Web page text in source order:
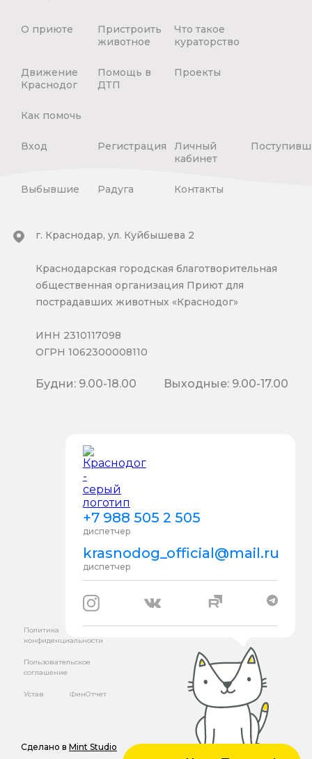
О приюте
Пристроить
животное
Что такое
кураторство
Движение
Краснодог
Помощь в
ДТП
Проекты
Как помочь
Вход Регистрация
Личный
кабинет
Выбывшие Радуга Контакты
+7 988 505 2 505
диспетчер
krasnodog_official@mail.ru
диспетчер
г. Краснодар, ул. Куйбышева 2
Краснодарская городская благотворительная
общественная организация Приют для
пострадавших животных «Краснодог»
ИНН 2310117098
ОГРН 1062300008110
Будни: 9.00-18.00 Выходные: 9.00-17.00
Политика
конфиденциальности
Пользовательское
соглашение
Устав ФинОтчет
Сделано в Mint Studio